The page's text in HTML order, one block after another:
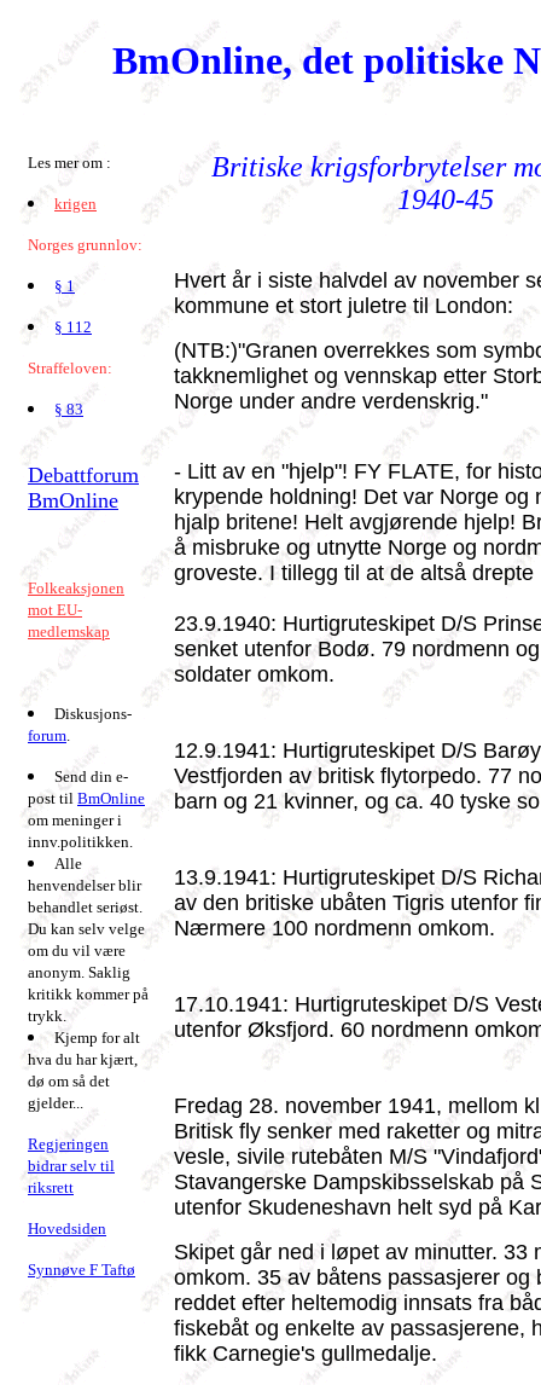
BmOnline, det politiske
Les mer om :
krigen
Norges grunnlov:
§ 1
§ 112
Straffeloven:
§ 83
Debattforum
BmOnline
Folkeaksjonen
mot EU-
medlemskap
Diskusjons-
forum.
Send din e-
post til BmOnline
om meninger i
innv.politikken.
Alle
henvendelser blir
behandlet seriøst.
Du kan selv velge
om du vil være
anonym. Saklig
kritikk kommer på
trykk.
Kjemp for alt
hva du har kjært,
dø om så det
gjelder...
Regjeringen
bidrar selv til
riksrett
Hovedsiden
Synnøve F Taftø
Britiske krigsforbrytelser
1940-45
Hvert år i siste halvdel av november
kommune et stort juletre til London:
(NTB:)"Granen overrekkes som
takknemlighet og vennskap etter
Norge under andre verdenskrig."
- Litt av en "hjelp"! FY FLATE, for
krypende holdning! Det var Norge og
hjalp britene! Helt avgjørende hjelp!
å misbruke og utnytte Norge og
groveste. I tillegg til at de altså
23.9.1940: Hurtigruteskipet D/S
senket utenfor Bodø. 79 nordmenn
soldater omkom.
12.9.1941: Hurtigruteskipet D/S
Vestfjorden av britisk flytorpedo. 77
barn og 21 kvinner, og ca. 40 tyske
13.9.1941: Hurtigruteskipet D/S
av den britiske ubåten Tigris utenfor
Nærmere 100 nordmenn omkom.
17.10.1941: Hurtigruteskipet D/S
utenfor Øksfjord. 60 nordmenn
Fredag 28. november 1941, mellom
Britisk fly senker med raketter og
vesle, sivile rutebåten M/S
Stavangerske Dampskibsselskab på
utenfor Skudeneshavn helt syd på
Skipet går ned i løpet av minutter. 33
omkom. 35 av båtens passasjerer og
reddet efter heltemodig innsats fra
fiskebåt og enkelte av passasjerene,
fikk Carnegie's gullmedalje.